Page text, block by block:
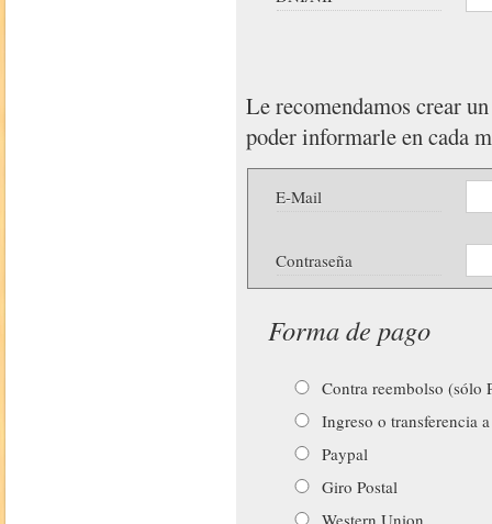
Le recomendamos crear
poder informarle en cada
E-Mail
Contraseña
Forma de pago
Contra reembolso (sólo
Ingreso o transferencia
Paypal
Giro Postal
Western Union